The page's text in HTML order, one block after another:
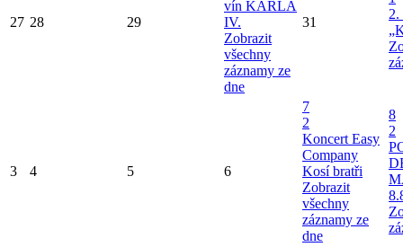
27 28 29
vín KARLA
IV.
Zobrazit
všechny
záznamy ze
dne
31
2.
3 4 5 6
7
2
Koncert Easy
Company
Kosí bratři
Zobrazit
všechny
záznamy ze
dne
8
2